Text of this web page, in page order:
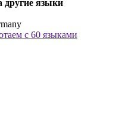
другие языки
с 60 языками